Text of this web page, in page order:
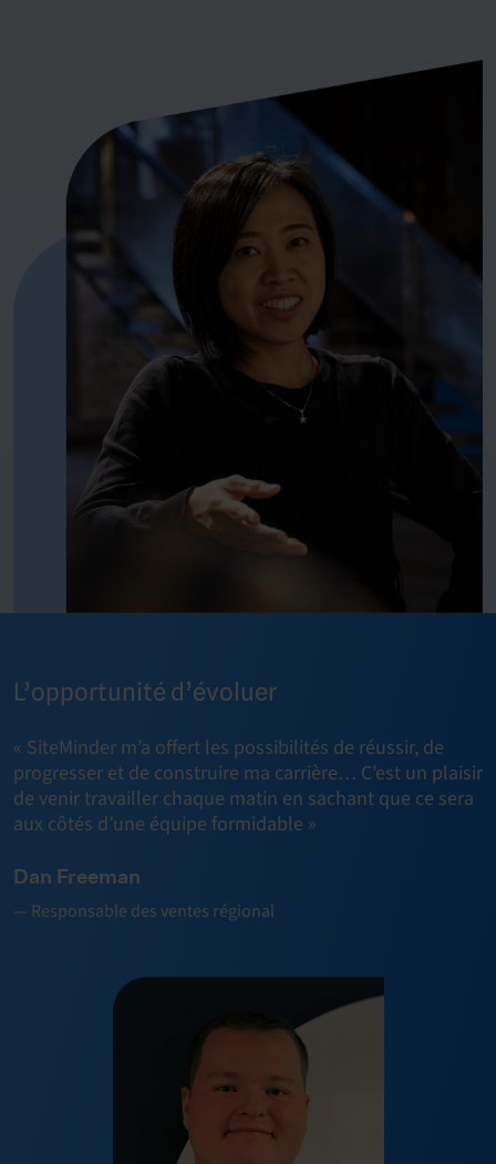
L’opportunité d’évoluer
« SiteMinder m’a offert les possibilités de réussir, de
progresser et de construire ma carrière… C’est un plaisir
de venir travailler chaque matin en sachant que ce sera
aux côtés d’une équipe formidable »
Dan Freeman
— Responsable des ventes régional